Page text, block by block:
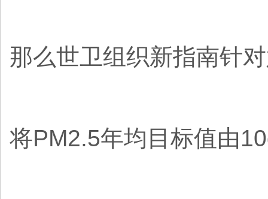
那么世卫组织新指南针
将PM2.5年均目标值由